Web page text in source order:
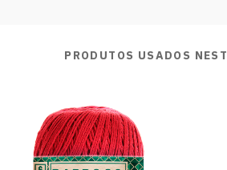
PRODUTOS USADOS